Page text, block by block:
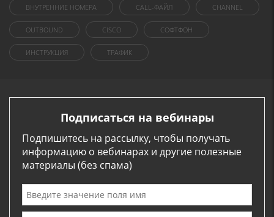
ВНУТРЕННИЕ НОМЕРА CALL-ФАЙЛ CHANNEL
OUTBOUND CISCO СОФТФОН
ИНСТРУКЦИЯ ТРАФИК
Подписаться на вебинары
Подпишитесь на рассылку, чтобы получать
информацию о вебинарах и другие полезные
материалы (без спама)